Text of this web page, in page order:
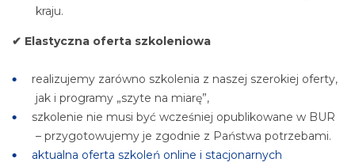
kraju.
✔ Elastyczna oferta szkoleniowa
realizujemy zarówno szkolenia z naszej szerokiej oferty,
jak i programy „szyte na miarę”,
szkolenie nie musi być wcześniej opublikowane w BUR
– przygotowujemy je zgodnie z Państwa potrzebami.
aktualna oferta szkoleń online i stacjonarnych